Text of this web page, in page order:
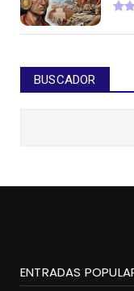
BUSCADOR
ENTRADAS